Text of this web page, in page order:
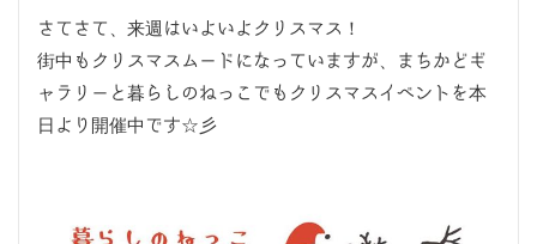
さてさて、来週はいよいよクリスマス！
街中もクリスマスムードになっていますが、まちかどギ
ャラリーと暮らしのねっこでもクリスマスイベントを本
日より開催中です☆彡